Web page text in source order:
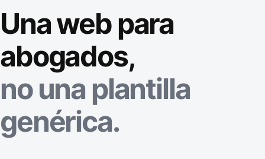
Una web para
abogados,
no una plantilla
genérica.